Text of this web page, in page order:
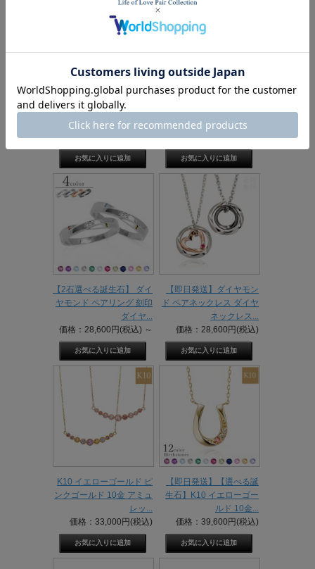
【選べる素材＆刻印無
料】セミオーダージュエ
リー K10 K1...
価格：75,460円(税込)～
【選べる素材＆刻印無
料】セミオーダージュエ
リー K10 K1...
価格：37,180円(税込)～
【2石選べる誕生石】 ダイ
ヤモンド ペアリング 刻印
ダイヤ...
価格：28,600円(税込) ～
【即日発送】ダイヤモン
ド ペアネックレス ダイヤ
ネックレス...
価格：28,600円(税込)
K10 イエローゴールド ピ
ンクゴールド 10金 アミュ
レッ...
価格：33,000円(税込)
【即日発送】【選べる誕
生石】K10 イエローゴー
ルド 10金...
価格：39,600円(税込)